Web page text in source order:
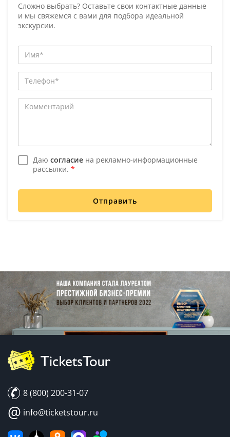
Сложно выбрать? Оставьте свои контактные данные
и мы свяжемся с вами для подбора идеальной
экскурсии.
Даю согласие на рекламно-информационные
рассылки. *
Отправить
8 (800) 200-31-07
@ info@ticketstour.ru